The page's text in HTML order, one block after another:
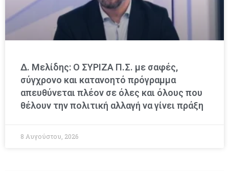
Δ. Μελίδης: Ο ΣΥΡΙΖΑ Π.Σ. με σαφές,
σύγχρονο και κατανοητό πρόγραμμα
απευθύνεται πλέον σε όλες και όλους που
θέλουν την πολιτική αλλαγή να γίνει πράξη
8 Αυγούστου, 2026